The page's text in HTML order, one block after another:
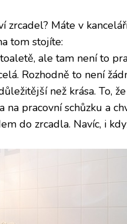
zrcadel? Máte v
tom stojíte:
ale tam není to
Rozhodně to není
než krása. To,
pracovní schůzku a
do zrcadla. Navíc, i